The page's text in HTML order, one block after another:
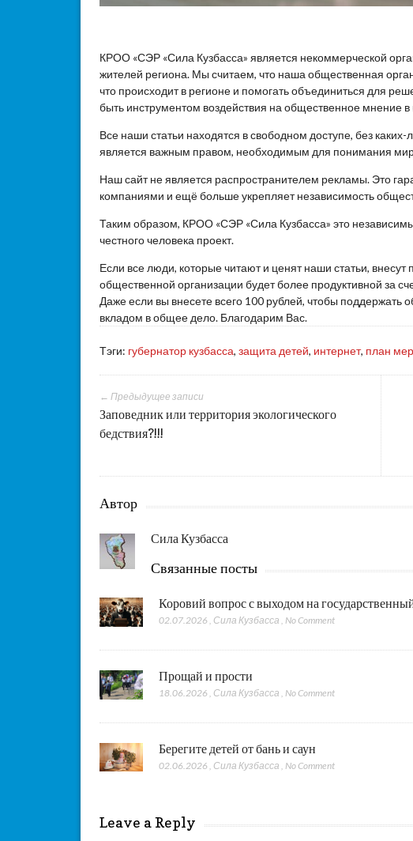
КРОО «СЭР «Сила Кузбасса» является некоммерческой
жителей региона. Мы считаем, что наша общественная
что происходит в регионе и помогать объединиться для
быть инструментом воздействия на общественное мнение в
Все наши статьи находятся в свободном доступе, без
является важным правом, необходимым для понимания
Наш сайт не является распространителем рекламы. Это
компаниями и ещё больше укрепляет независимость
Таким образом, КРОО «СЭР «Сила Кузбасса» это
честного человека проект.
Если все люди, которые читают и ценят наши статьи,
общественной организации будет более продуктивной за
Даже если вы внесете всего 100 рублей, чтобы поддержать
вкладом в общее дело. Благодарим Вас.
Тэги: губернатор кузбасса,защита детей, интернет, план
← Предыдущее записи
Заповедник или территория экологического
бедствия?!!!
Автор
Сила Кузбасса
Связанные посты
Коровий вопрос с выходом на
02.07.2026 , Сила Кузбасса ,No Comment
Прощай и прости
18.06.2026 Сила Кузбасса No Comment
Берегите детей от бань и саун
02.06.2026 Сила Кузбасса No Comment
Leave a Reply